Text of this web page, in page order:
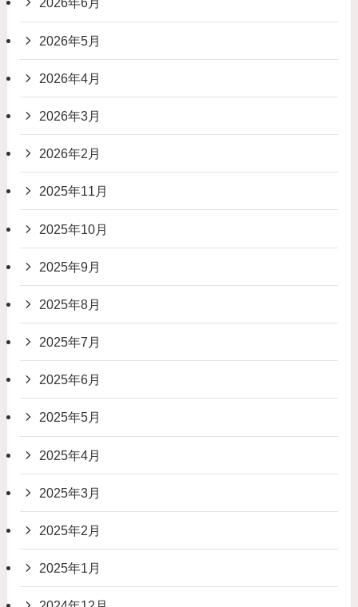
2026年5月
2026年4月
2026年3月
2026年2月
2025年11月
2025年10月
2025年9月
2025年8月
2025年7月
2025年6月
2025年5月
2025年4月
2025年3月
2025年2月
2025年1月